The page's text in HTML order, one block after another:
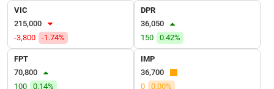
VIC
215,000
-3,800
-1.74%
DPR
36,050
150
0.42%
FPT
70,800
100
0.14%
IMP
36,700
0
0.00%
SẢN
Mã
chứng
khoán
(-)